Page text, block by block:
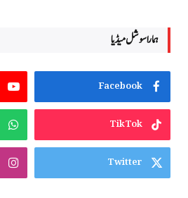
ہمارا سوشل میڈیا
Facebook
TikTok
Twitter